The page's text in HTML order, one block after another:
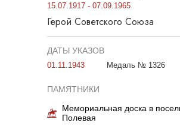
15.07.1917 - 07.09.1965
Герой Советского Союза
ДАТЫ УКАЗОВ
01.11.1943 Медаль № 1326
ПАМЯТНИКИ
Мемориальная доска в
Полевая